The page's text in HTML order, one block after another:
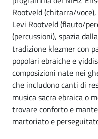
Rootveld (chitarra/
Levi Rootveld (flauto/
(percussioni), spazia
tradizione klezmer con
popolari ebraiche e
composizioni nate nei
che includono canti di
musica sacra ebraica o
trovare conforto e
martoriato e